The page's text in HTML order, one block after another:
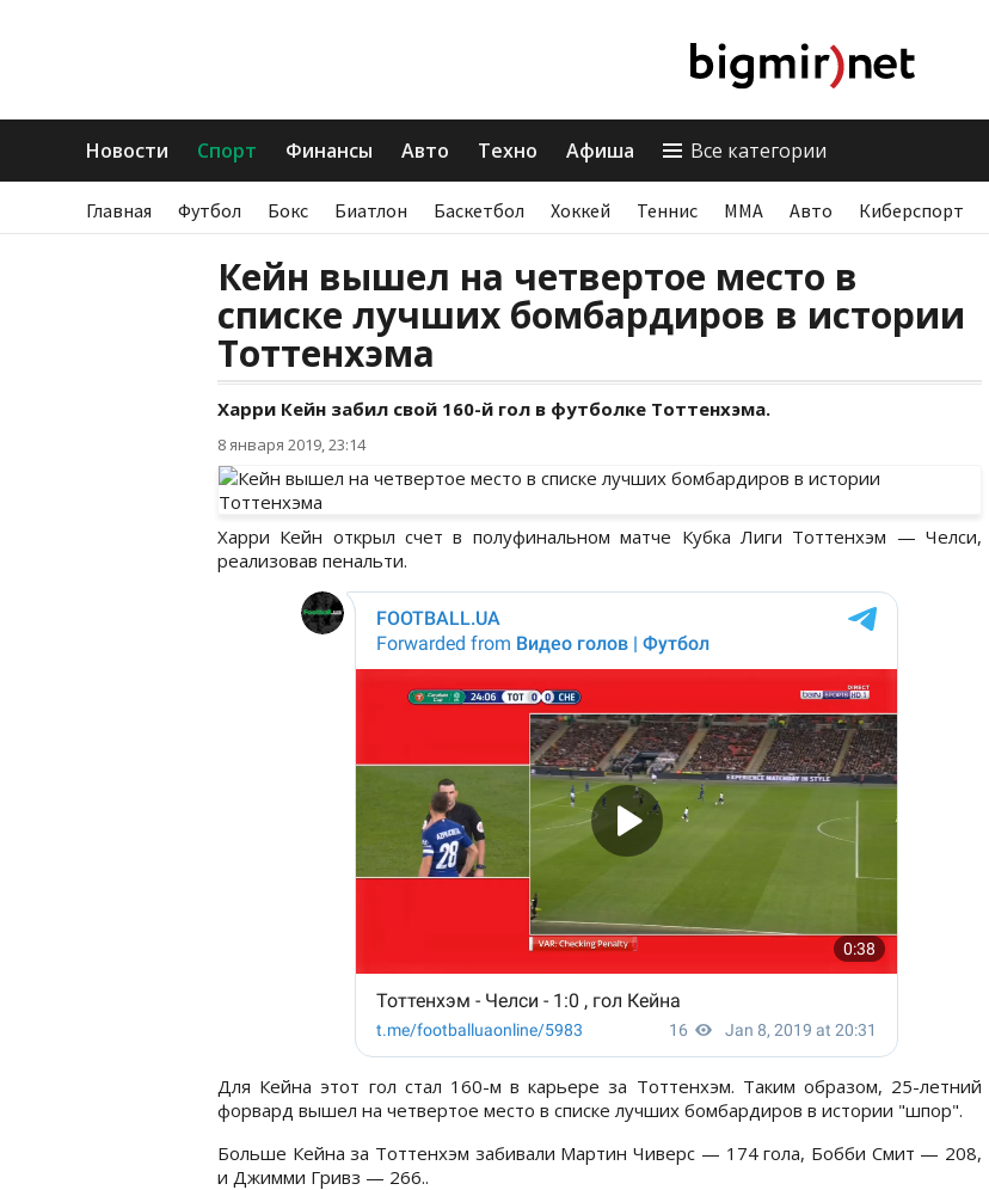
Новости Спорт Финансы Авто Техно Афиша Все категории
Главная Футбол Бокс Биатлон Баскетбол Хоккей Теннис ММА Авто Киберспорт
Кейн вышел на четвертое место в
списке лучших бомбардиров в истории
Тоттенхэма
Харри Кейн забил свой 160-й гол в футболке Тоттенхэма.
8 января 2019, 23:14
Харри Кейн открыл счет в полуфинальном матче Кубка Лиги Тоттенхэм — Челси,
реализовав пенальти.
Для Кейна этот гол стал 160-м в карьере за Тоттенхэм. Таким образом, 25-летний
форвард вышел на четвертое место в списке лучших бомбардиров в истории "шпор".
Больше Кейна за Тоттенхэм забивали Мартин Чиверс — 174 гола, Бобби Смит — 208,
и Джимми Гривз — 266..